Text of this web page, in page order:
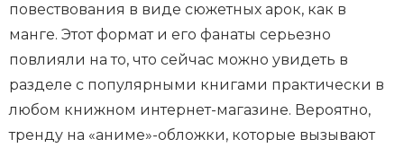
повествования в виде сюжетных арок, как в
манге. Этот формат и его фанаты серьезно
повлияли на то, что сейчас можно увидеть в
разделе с популярными книгами практически в
любом книжном интернет-магазине. Вероятно,
тренду на «аниме»-обложки, которые вызывают